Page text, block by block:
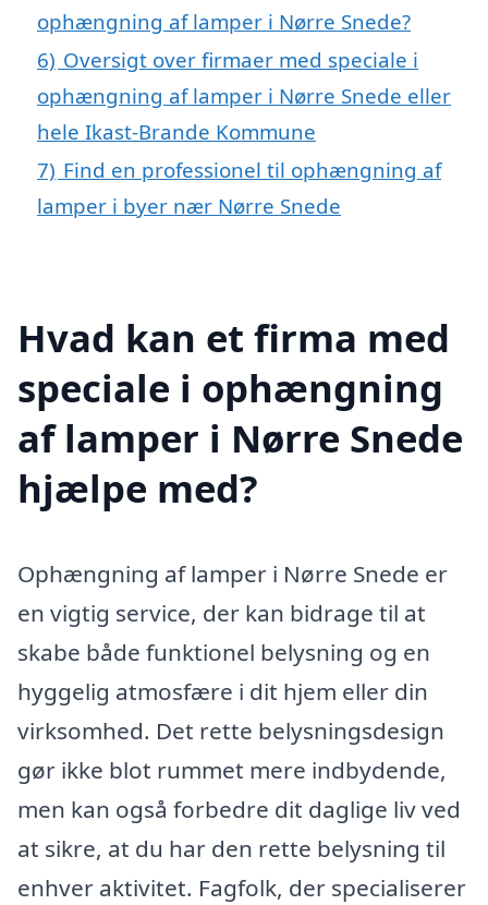
ophængning af lamper i Nørre Snede?
6) Oversigt over firmaer med speciale i
ophængning af lamper i Nørre Snede eller
hele Ikast-Brande Kommune
7) Find en professionel til ophængning af
lamper i byer nær Nørre Snede
Hvad kan et firma med
speciale i ophængning
af lamper i Nørre Snede
hjælpe med?
Ophængning af lamper i Nørre Snede er
en vigtig service, der kan bidrage til at
skabe både funktionel belysning og en
hyggelig atmosfære i dit hjem eller din
virksomhed. Det rette belysningsdesign
gør ikke blot rummet mere indbydende,
men kan også forbedre dit daglige liv ved
at sikre, at du har den rette belysning til
enhver aktivitet. Fagfolk, der specialiserer